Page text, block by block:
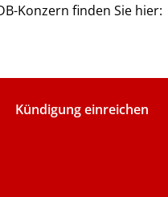
Konzern finden Sie hier:
Kündigung einreichen